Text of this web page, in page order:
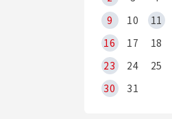
9
10 11
16
17 18
23
24 25
30
31